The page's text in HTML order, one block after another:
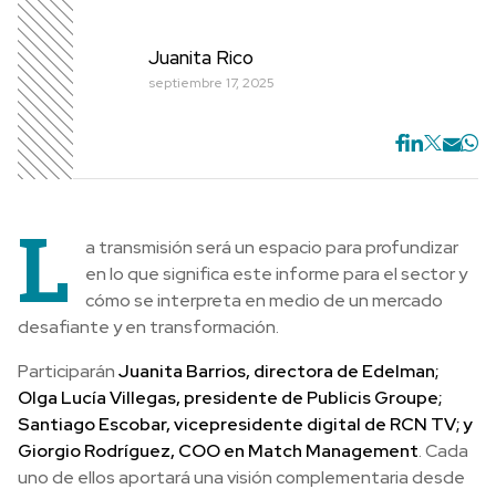
Juanita Rico
septiembre 17, 2025
L
a transmisión será un espacio para profundizar
en lo que significa este informe para el sector y
cómo se interpreta en medio de un mercado
desafiante y en transformación.
ParticiparánJuanita Barrios, directora de Edelman;
Olga Lucía Villegas, presidente de Publicis Groupe;
Santiago Escobar, vicepresidente digital de RCN TV; y
Giorgio Rodríguez, COO en Match Management. Cada
uno de ellos aportará una visión complementaria desde